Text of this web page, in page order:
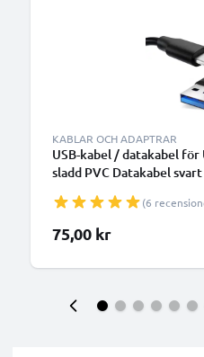
KABLAR OCH ADAPTRAR
USB-kabel / datakabel för
sladd PVC Datakabel
(6
75,00 kr